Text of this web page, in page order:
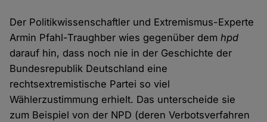
Der Politikwissenschaftler und Extremismus-Experte
Armin Pfahl-Traughber wies gegenüber demhpd
darauf hin, dass noch nie in der Geschichte der
Bundesrepublik Deutschland eine
rechtsextremistische Partei so viel
Wählerzustimmung erhielt. Das unterscheide sie
zum Beispiel von der NPD (deren Verbotsverfahren